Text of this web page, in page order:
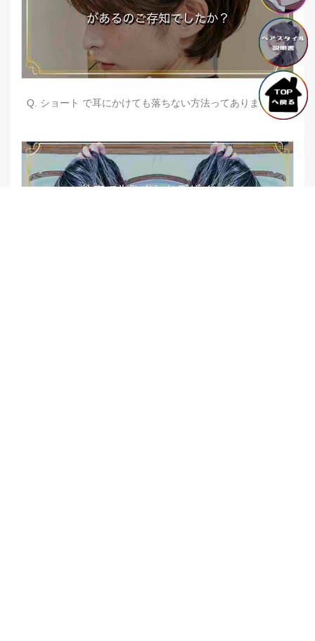
Q. ショート で耳にかけても落ちない方法ってありますか？